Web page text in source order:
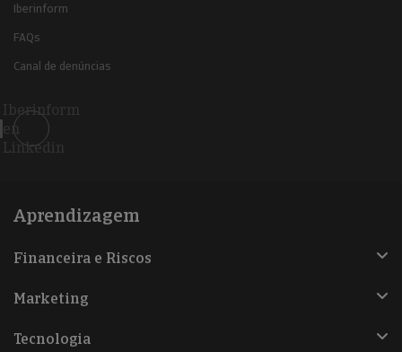
Iberinform
FAQs
Canal de denúncias
Iberinform
en
Linkedin
Aprendizagem
Financeira e Riscos
Marketing
Tecnologia